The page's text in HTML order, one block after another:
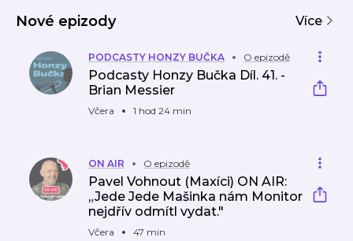
Nové epizody Více
PODCASTY HONZY BUČKA O epizodě
Podcasty Honzy Bučka Díl. 41. -
Brian Messier
Včera 1 hod 24 min
ON AIR O epizodě
Pavel Vohnout (Maxíci) ON AIR:
„Jede Jede Mašinka nám Monitor
nejdřív odmítl vydat."
Včera 47 min